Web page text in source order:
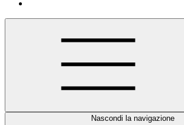
Nascondi la navigazione